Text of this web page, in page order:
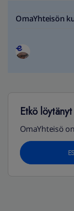
OmaYhteisön
Etkö
OmaYhteisö